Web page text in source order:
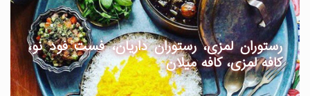
رستوران لمزی، رستوران داریان، فست فود نو،
کافه لمزی، کافه میلان